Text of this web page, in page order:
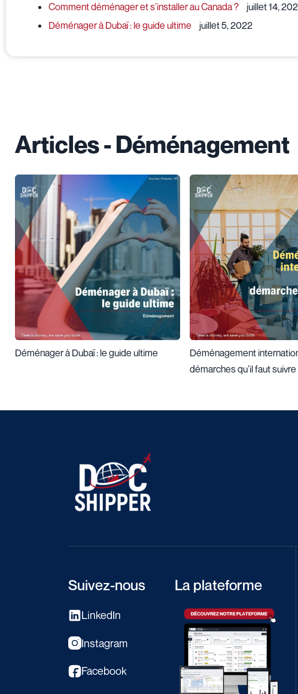
Comment déménager et s’installer au Canada ?
juillet 14,
Déménager à Dubaï : le guide ultime
juillet 5, 2022
Articles - Déménagement
Déménager à Dubaï : le guide ultime
Déménagement
démarches qu’il faut suivre
Suivez-nous
LinkedIn
Instagram
Facebook
La plateforme